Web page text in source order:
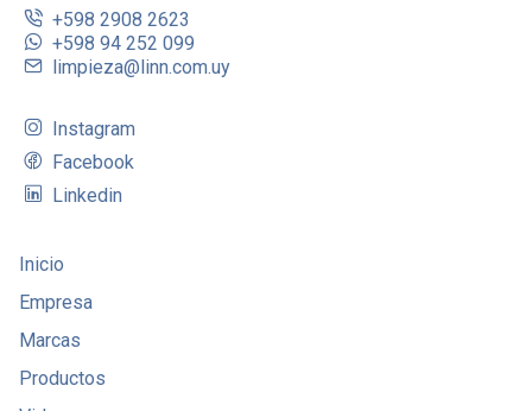
+598 2908 2623
+598 94 252 099
limpieza@linn.com.uy
Instagram
Facebook
Linkedin
Inicio
Empresa
Marcas
Productos